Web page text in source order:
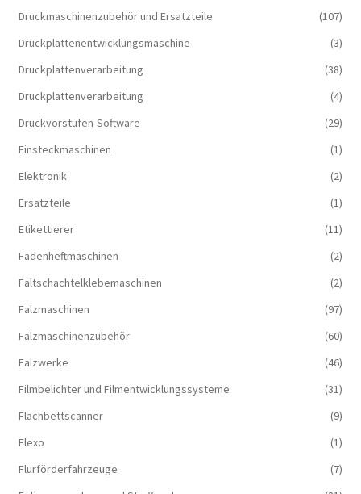
Druckmaschinenzubehör und Ersatzteile
(107)
Druckplattenentwicklungsmaschine
(3)
Druckplattenverarbeitung
(38)
Druckplattenverarbeitung
(4)
Druckvorstufen-Software
(29)
Einsteckmaschinen
(1)
Elektronik
(2)
Ersatzteile
(1)
Etikettierer
(11)
Fadenheftmaschinen
(2)
Faltschachtelklebemaschinen
(2)
Falzmaschinen
(97)
Falzmaschinenzubehör
(60)
Falzwerke
(46)
Filmbelichter und Filmentwicklungssysteme
(31)
Flachbettscanner
(9)
Flexo
(1)
Flurförderfahrzeuge
(7)